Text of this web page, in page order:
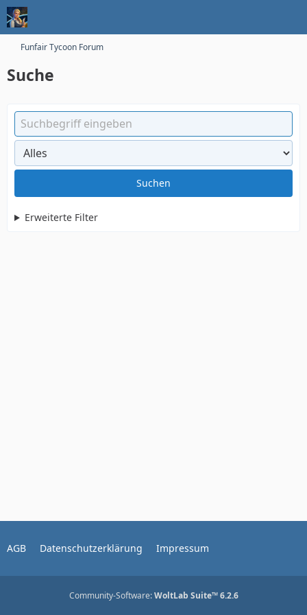
Funfair Tycoon Forum
Suche
Suchen
Erweiterte Filter
AGB Datenschutzerklärung Impressum
Community-Software:WoltLab Suite™ 6.2.6